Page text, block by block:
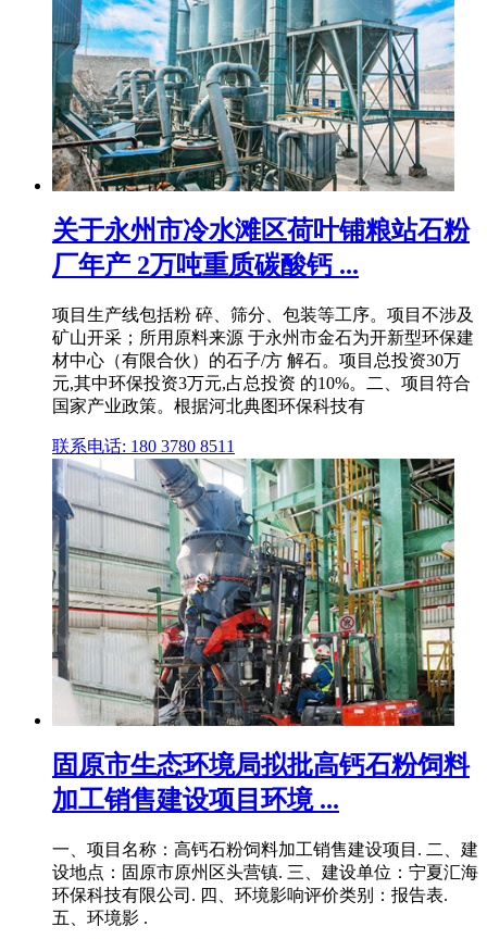
关于永州市冷水滩区荷叶铺粮站石粉
厂年产 2万吨重质碳酸钙 ...
项目生产线包括粉 碎、筛分、包装等工序。项目不涉及
矿山开采；所用原料来源 于永州市金石为开新型环保建
材中心（有限合伙）的石子/方 解石。项目总投资30万
元,其中环保投资3万元,占总投资 的10%。二、项目符合
国家产业政策。根据河北典图环保科技有
联系电话: 180 3780 8511
固原市生态环境局拟批高钙石粉饲料
加工销售建设项目环境 ...
一、项目名称：高钙石粉饲料加工销售建设项目. 二、建
设地点：固原市原州区头营镇. 三、建设单位：宁夏汇海
环保科技有限公司. 四、环境影响评价类别：报告表.
五、环境影 .